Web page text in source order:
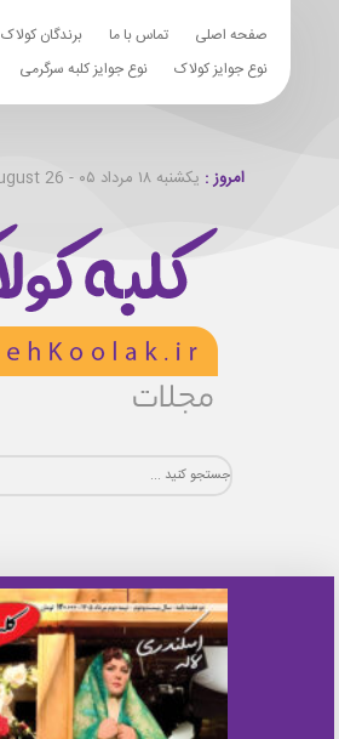
صفحه اصلی تماس با ما برندگان کولاک
نوع جوایز کولاک
نوع جوایز کلبه سرگرمی
امروز : یکشنبه ۱۸ مرداد ۰۵ - Sunday 9th August 26